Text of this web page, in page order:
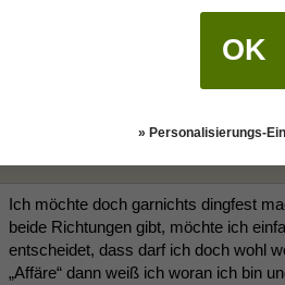
schon gar nicht. Genießen
Ich möchte doch garnichts dingfest
beide Richtungen gibt, möchte ich
entscheidet, dass darf ich doch wohl
„Affäre“ dann weiß ich woran ich bin
OK
» Personalisierungs-